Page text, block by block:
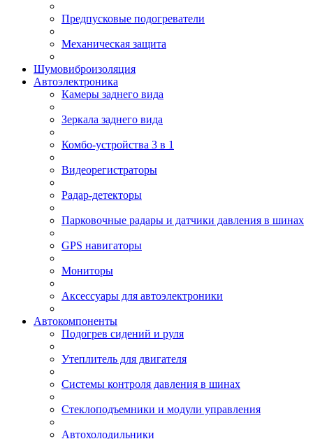
Предпусковые подогреватели
Механическая защита
Шумовиброизоляция
Автоэлектроника
Камеры заднего вида
Зеркала заднего вида
Комбо-устройства 3 в 1
Видеорегистраторы
Радар-детекторы
Парковочные радары и датчики давления в шинах
GPS навигаторы
Мониторы
Аксессуары для автоэлектроники
Автокомпоненты
Подогрев сидений и руля
Утеплитель для двигателя
Системы контроля давления в шинах
Стеклоподъемники и модули управления
Автохолодильники